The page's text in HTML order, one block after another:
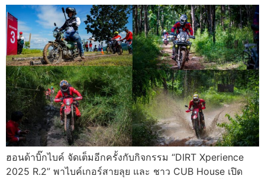
ฮอนด้าบิ๊กไบค์ จัดเต็มอีกครั้งกับกิจกรรม “DIRT Xperience
2025 R.2” พาไบค์เกอร์สายลุย และ ชาว CUB House เปิด